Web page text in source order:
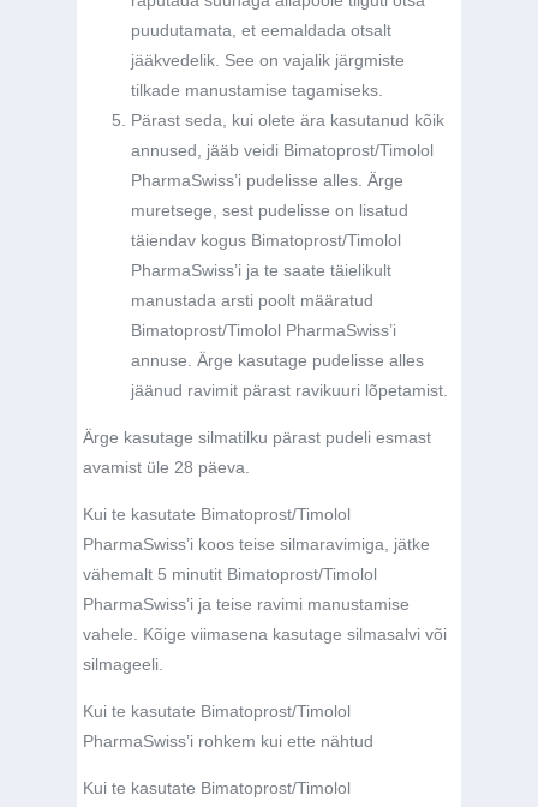
puudutamata, et eemaldada otsalt
jääkvedelik. See on vajalik järgmiste
tilkade manustamise tagamiseks.
Pärast seda, kui olete ära kasutanud kõik
annused, jääb veidi Bimatoprost/Timolol
PharmaSwiss’i pudelisse alles. Ärge
muretsege, sest pudelisse on lisatud
täiendav kogus Bimatoprost/Timolol
PharmaSwiss’i ja te saate täielikult
manustada arsti poolt määratud
Bimatoprost/Timolol PharmaSwiss’i
annuse. Ärge kasutage pudelisse alles
jäänud ravimit pärast ravikuuri lõpetamist.
Ärge kasutage silmatilku pärast pudeli esmast
avamist üle 28 päeva.
Kui te kasutate Bimatoprost/Timolol
PharmaSwiss’i koos teise silmaravimiga, jätke
vähemalt 5 minutit Bimatoprost/Timolol
PharmaSwiss’i ja teise ravimi manustamise
vahele. Kõige viimasena kasutage silmasalvi või
silmageeli.
Kui te kasutate Bimatoprost/Timolol
PharmaSwiss’i rohkem kui ette nähtud
Kui te kasutate Bimatoprost/Timolol